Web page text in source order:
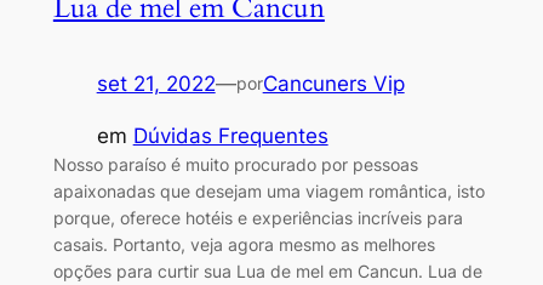
Lua de mel em Cancun
set 21, 2022—porCancuners Vip
em Dúvidas Frequentes
Nosso paraíso é muito procurado por pessoas
apaixonadas que desejam uma viagem romântica, isto
porque, oferece hotéis e experiências incríveis para
casais. Portanto, veja agora mesmo as melhores
opções para curtir sua Lua de mel em Cancun. Lua de